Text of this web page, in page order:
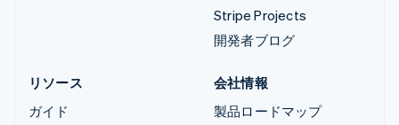
Stripe Projects
開発者ブログ
リソース
ガイド
会社情報
製品ロードマップ